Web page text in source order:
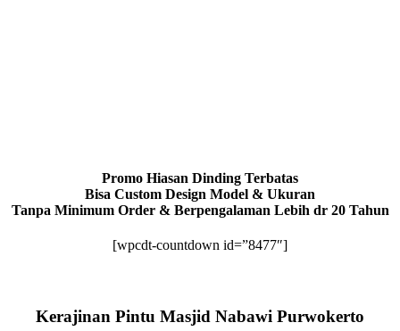
Promo Hiasan Dinding Terbatas
Bisa Custom Design Model & Ukuran
Tanpa Minimum Order & Berpengalaman Lebih dr 20 Tahun
[wpcdt-countdown id=”8477″]
Kerajinan Pintu Masjid Nabawi Purwokerto